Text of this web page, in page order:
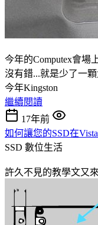
今年的Computex會場
沒有錯...就是少了一
今年Kingston
繼續閱讀
17年前
如何讓您的SSD在
SSD 數位生活
許久不見的教學文又